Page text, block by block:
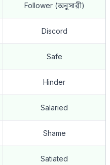
Follower (অনুসারী)
Discord
Safe
Hinder
Salaried
Shame
Satiated